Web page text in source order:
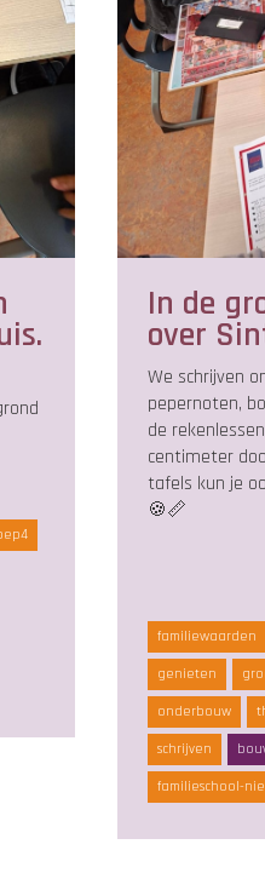
In de
over
We schrijven
pepernoten,
de
centimeter
tafels kun je
🍪📏
familiewaarden
genieten
onderbouw
schrijven
familieschool-